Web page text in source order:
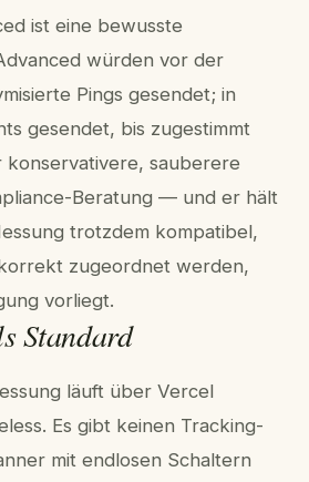
ist eine bewusste
würden vor der
Pings gesendet; in
gesendet, bis zugestimmt
konservativere, sauberere
Beratung — und er hält
trotzdem kompatibel,
zugeordnet werden,
vorliegt.
Standard
läuft über Vercel
Es gibt keinen Tracking-
mit endlosen Schaltern